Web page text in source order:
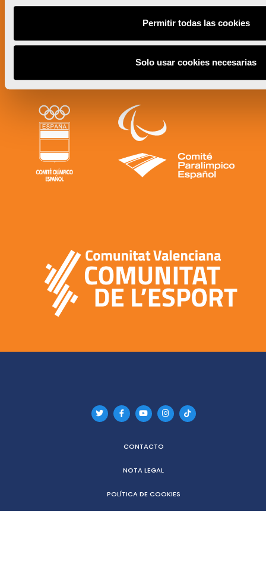
Permitir todas las cookies
Solo usar cookies necesarias
CONTACTO
NOTA LEGAL
POLÍTICA DE COOKIES